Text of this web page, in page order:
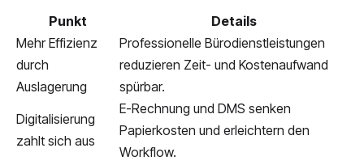
Punkt
Details
Mehr Effizienz
durch
Auslagerung
Professionelle Bürodienstleistungen
reduzieren Zeit- und Kostenaufwand
spürbar.
Digitalisierung
zahlt sich aus
E-Rechnung und DMS senken
Papierkosten und erleichtern den
Workflow.